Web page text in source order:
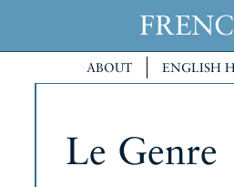
ABOUT ENGLISH
Le Genre